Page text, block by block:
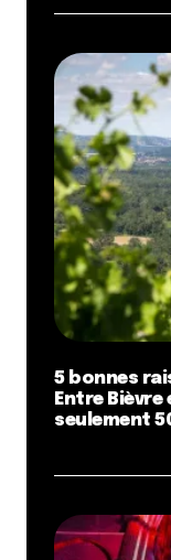
5 bonnes
Entre
seulement